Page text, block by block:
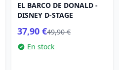
EL BARCO DE DONALD -
DISNEY D-STAGE
37,90 €49,90 €
En stock